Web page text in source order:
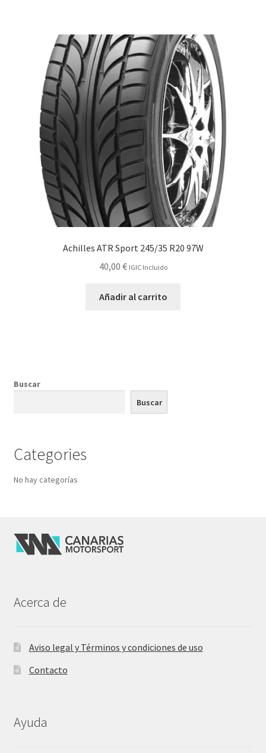
Achilles ATR Sport 245/35 R20 97W
40,00 € IGIC Incluido
Añadir al carrito
Buscar
Buscar
Categories
No hay categorías
Acerca de
Aviso legal y Términos y condiciones de uso
Contacto
Ayuda